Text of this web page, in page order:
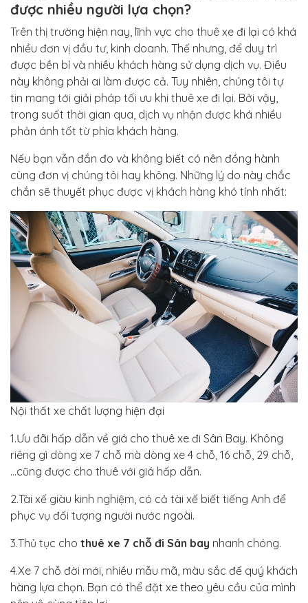
được nhiều người lựa chọn?
Trên thị trường hiện nay, lĩnh vực cho thuê xe đi lại có khá
nhiều đơn vị đầu tư, kinh doanh. Thế nhưng, để duy trì
được bền bỉ và nhiều khách hàng sử dụng dịch vụ. Điều
này không phải ai làm được cả. Tuy nhiên, chúng tôi tự
tin mang tới giải pháp tối ưu khi thuê xe đi lại. Bởi vậy,
trong suốt thời gian qua, dịch vụ nhận được khá nhiều
phản ánh tốt từ phía khách hàng.
Nếu bạn vẫn đắn đo và không biết có nên đồng hành
cùng đơn vị chúng tôi hay không. Những lý do này chắc
chắn sẽ thuyết phục được vị khách hàng khó tính nhất:
Nội thất xe chất lượng hiện đại
1.Ưu đãi hấp dẫn về giá cho thuê xe đi Sân Bay. Không
riêng gì dòng xe 7 chỗ mà dòng xe 4 chỗ, 16 chỗ, 29 chỗ,
…cũng được cho thuê với giá hấp dẫn.
2.Tài xế giàu kinh nghiệm, có cả tài xế biết tiếng Anh để
phục vụ đối tượng người nước ngoài.
3.Thủ tục cho thuê xe 7 chỗ đi Sân bay nhanh chóng.
4.Xe 7 chỗ đời mới, nhiều mẫu mã, màu sắc để quý khách
hàng lựa chọn. Bạn có thể đặt xe theo yêu cầu của mình